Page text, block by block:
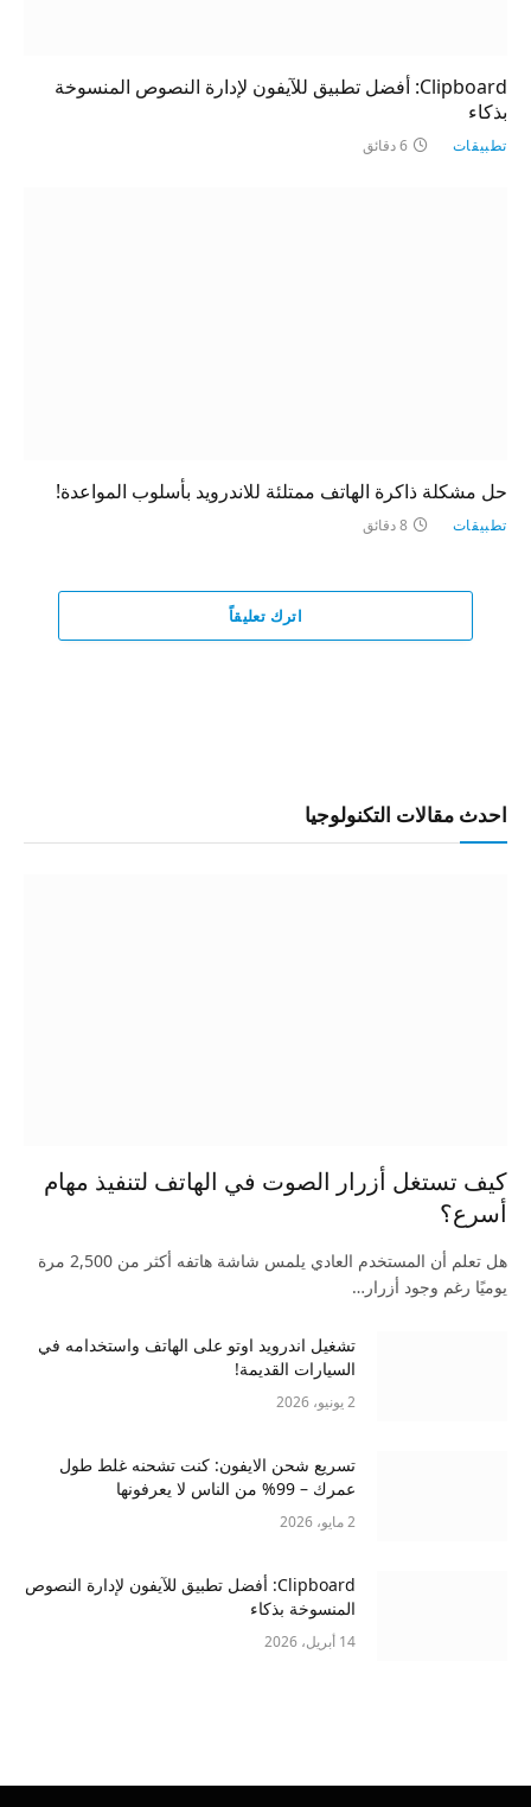
Clipboard: أفضل تطبيق للآيفون لإدارة النصوص المنسوخة
بذكاء
تطبيقات 6 دقائق
حل مشكلة ذاكرة الهاتف ممتلئة للاندرويد بأسلوب المواعدة!
تطبيقات 8 دقائق
اترك تعليقاً
احدث مقالات التكنولوجيا
كيف تستغل أزرار الصوت في الهاتف لتنفيذ مهام
أسرع؟
هل تعلم أن المستخدم العادي يلمس شاشة هاتفه أكثر من 2,500 مرة
يوميًا رغم وجود أزرار…
تشغيل اندرويد اوتو على الهاتف واستخدامه في
السيارات القديمة!
2 يونيو، 2026
تسريع شحن الايفون: كنت تشحنه غلط طول
عمرك – 99% من الناس لا يعرفونها
2 مايو، 2026
Clipboard: أفضل تطبيق للآيفون لإدارة النصوص
المنسوخة بذكاء
14 أبريل، 2026